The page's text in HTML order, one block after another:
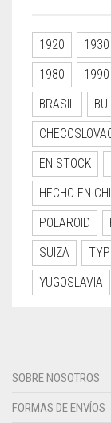
1920 1930
1980
1990
BRASIL
EN STOCK
HECHO EN
POLAROID
SUIZA
YUGOSLAVIA
SOBRE NOSOTROS
FORMAS DE ENVÍOS